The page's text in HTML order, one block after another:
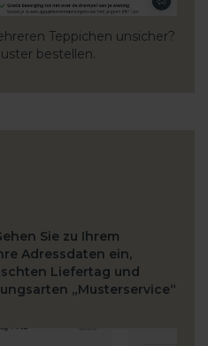
Teppichen unsicher?
bestellen.
Sie zu Ihrem
Adressdaten ein,
Liefertag und
„Musterservice“